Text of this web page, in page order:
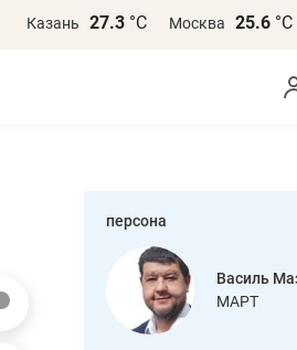
Казань 27.3 °С Москва 25.6 °С
персона
Василь
МАРТ